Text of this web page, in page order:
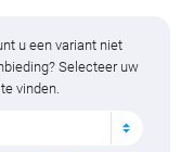
u een variant niet
Selecteer uw
vinden.